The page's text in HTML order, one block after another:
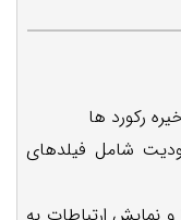
رکورد ها
شامل فیلدهای